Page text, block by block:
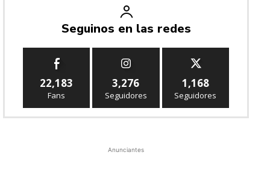
Seguinos en las redes
22,183
Fans
3,276
Seguidores
1,168
Seguidores
Anunciantes